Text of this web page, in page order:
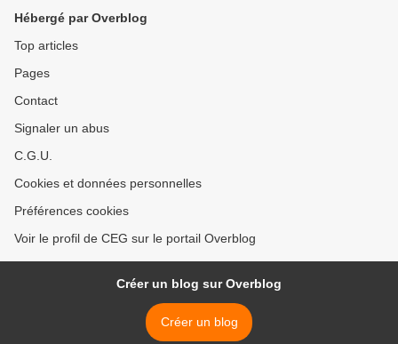
Hébergé par Overblog
Top articles
Pages
Contact
Signaler un abus
C.G.U.
Cookies et données personnelles
Préférences cookies
Voir le profil de CEG sur le portail Overblog
Créer un blog sur Overblog
Créer un blog